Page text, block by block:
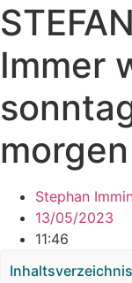
Immer
Stephan
13/05/2023
11:46
Inhaltsverzeichnis